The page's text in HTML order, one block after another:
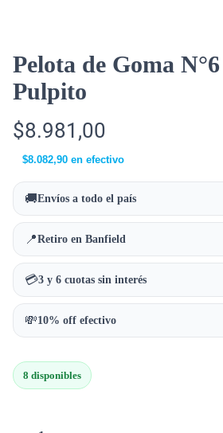
Pelota de Goma
Pulpito
$8.981,00
$8.082,90 en efectivo
🚚Envíos a todo el país
📍Retiro en Banfield
💳3 y 6 cuotas sin interés
💸10% off efectivo
8 disponibles